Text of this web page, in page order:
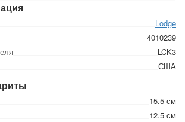
Lodge
4010239
LCK3
США
15.5 см
12.5 см